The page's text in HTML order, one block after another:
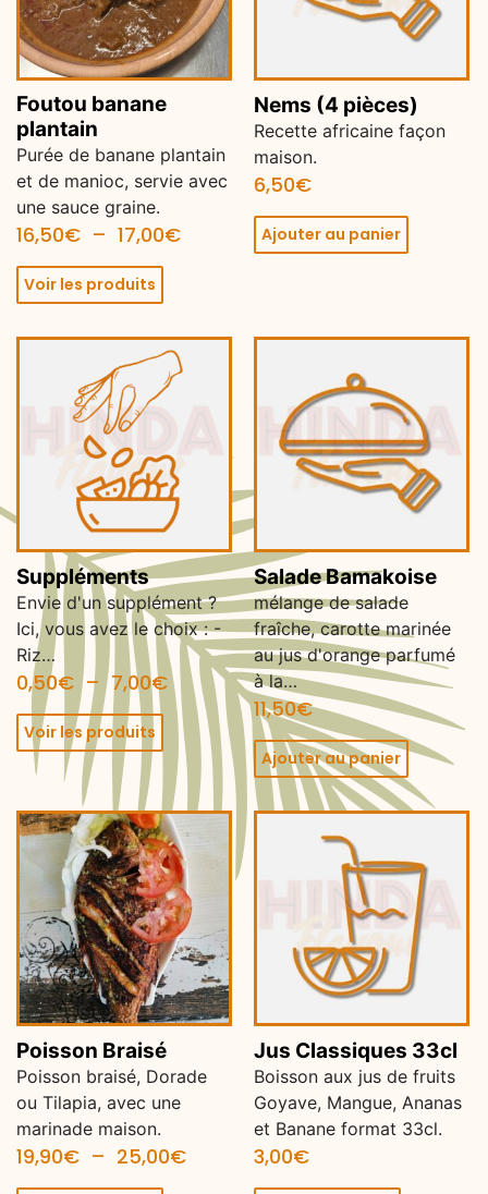
Foutou banane
plantain
Purée de banane plantain
et de manioc, servie avec
une sauce graine.
16,50€ – 17,00€
Voir les produits
Nems (4 pièces)
Recette africaine façon
maison.
6,50€
Ajouter au panier
Suppléments
Envie d'un supplément ?
Ici, vous avez le choix : -
Riz…
0,50€ – 7,00€
Voir les produits
Salade Bamakoise
mélange de salade
fraîche, carotte marinée
au jus d'orange parfumé
à la…
11,50€
Ajouter au panier
Poisson Braisé
Poisson braisé, Dorade
ou Tilapia, avec une
marinade maison.
19,90€ – 25,00€
Jus Classiques 33cl
Boisson aux jus de fruits
Goyave, Mangue, Ananas
et Banane format 33cl.
3,00€